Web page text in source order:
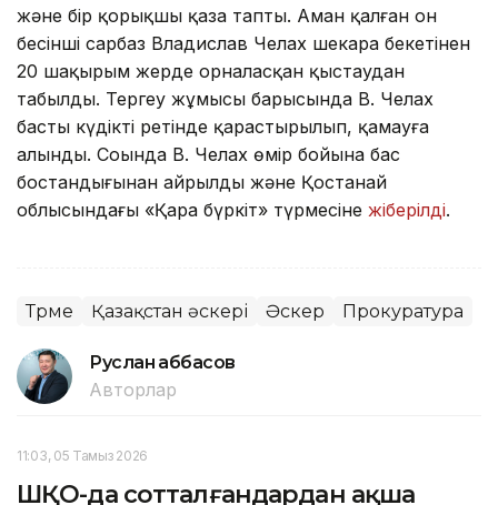
және бір қорықшы қаза тапты. Аман қалған он
бесінші сарбаз Владислав Челах шекара бекетінен
20 шақырым жерде орналасқан қыстаудан
табылды. Тергеу жұмысы барысында В. Челах
басты күдікті ретінде қарастырылып, қамауға
алынды. Соңында В. Челах өмір бойына бас
бостандығынан айрылды және Қостанай
облысындағы «Қара бүркіт» түрмесіне жіберілді.
Түрме Қазақстан әскері Әскер Прокуратура
Руслан Ғаббасов
Авторлар
11:03, 05 Тамыз 2026
ШҚО-да сотталғандардан ақша